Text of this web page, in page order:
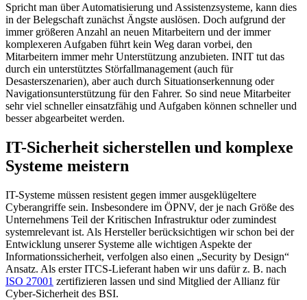
Spricht man über Automatisierung und Assistenzsysteme, kann dies
in der Belegschaft zunächst Ängste auslösen. Doch aufgrund der
immer größeren Anzahl an neuen Mitarbeitern und der immer
komplexeren Aufgaben führt kein Weg daran vorbei, den
Mitarbeitern immer mehr Unterstützung anzubieten. INIT tut das
durch ein unterstütztes Störfallmanagement (auch für
Desasterszenarien), aber auch durch Situationserkennung oder
Navigationsunterstützung für den Fahrer. So sind neue Mitarbeiter
sehr viel schneller einsatzfähig und Aufgaben können schneller und
besser abgearbeitet werden.
IT-Sicherheit sicherstellen und komplexe
Systeme meistern
IT-Systeme müssen resistent gegen immer ausgeklügeltere
Cyberangriffe sein. Insbesondere im ÖPNV, der je nach Größe des
Unternehmens Teil der Kritischen Infrastruktur oder zumindest
systemrelevant ist. Als Hersteller berücksichtigen wir schon bei der
Entwicklung unserer Systeme alle wichtigen Aspekte der
Informationssicherheit, verfolgen also einen „Security by Design“
Ansatz. Als erster ITCS-Lieferant haben wir uns dafür z. B. nach
ISO 27001 zertifizieren lassen und sind Mitglied der Allianz für
Cyber-Sicherheit des BSI.